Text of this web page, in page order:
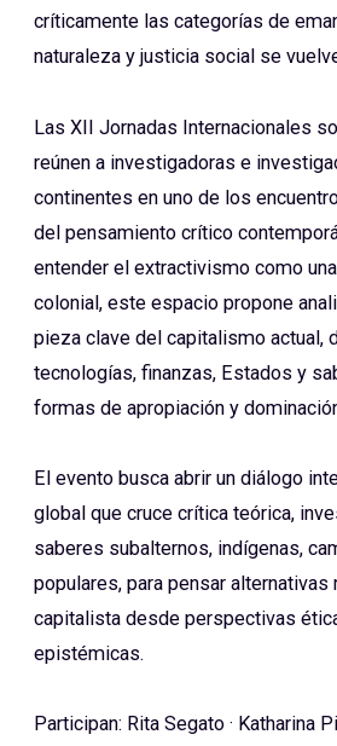
críticamente las categorías de
naturaleza y justicia social se
Las XII Jornadas Internacionales
reúnen a investigadoras e
continentes en uno de los
del pensamiento crítico
entender el extractivismo como
colonial, este espacio propone
pieza clave del capitalismo actual,
tecnologías, finanzas, Estados y
formas de apropiación y
El evento busca abrir un diálogo
global que cruce crítica teórica,
saberes subalternos, indígenas,
populares, para pensar
capitalista desde perspectivas
epistémicas.
Participan: Rita Segato · Katharina